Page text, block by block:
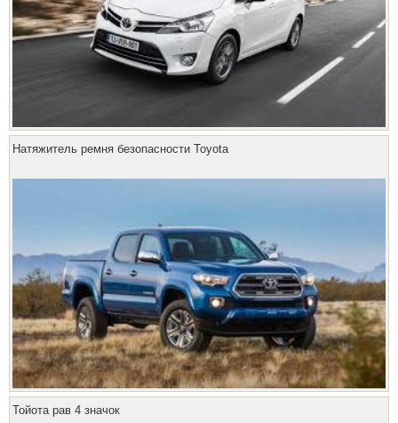
Натяжитель ремня безопасности Toyota
Тойота рав 4 значок